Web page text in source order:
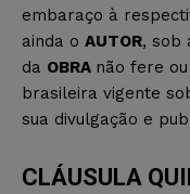
embaraço à
ainda o AUTOR, sob
da OBRA não fere
brasileira vigente
sua divulgação e
CLÁUSULA